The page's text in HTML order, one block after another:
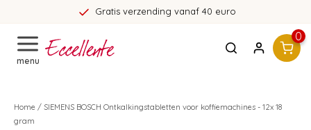
Gratis verzending vanaf 40 euro
menu
0
Home / SIEMENS BOSCH Ontkalkingstabletten voor koffiemachines - 12x 18
gram